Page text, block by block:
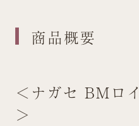
商品概要
＜ナガセ BMロ
＞